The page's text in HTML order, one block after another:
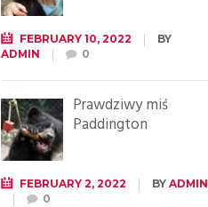
FEBRUARY 10, 2022
BY
ADMIN
0
Prawdziwy miś
Paddington
FEBRUARY 2, 2022 BY ADMIN
0